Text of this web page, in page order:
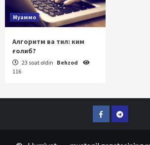
Муаммо
Алгоритм ва тил: ким
ғолиб?
23 soat oldin Behzod
116
FacebookTelegram